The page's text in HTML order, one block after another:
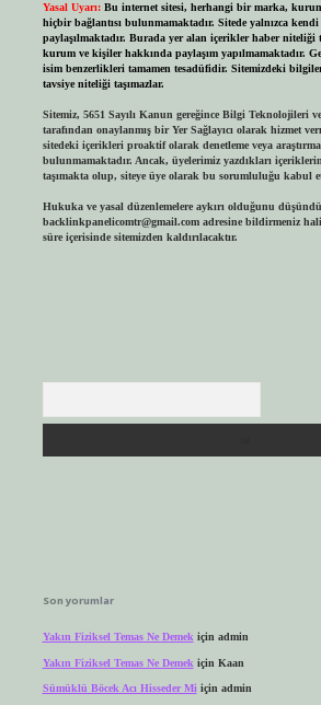
Yasal Uyarı: Bu internet sitesi, herhangi bir marka,
hiçbir bağlantısı bulunmamaktadır. Sitede yalnızca kendi
paylaşılmaktadır. Burada yer alan içerikler haber niteliği
kurum ve kişiler hakkında paylaşım yapılmamaktadır.
isim benzerlikleri tamamen tesadüfidir. Sitemizdeki
tavsiye niteliği taşımazlar.
Sitemiz, 5651 Sayılı Kanun gereğince Bilgi Teknolojileri
tarafından onaylanmış bir Yer Sağlayıcı olarak hizmet
sitedeki içerikleri proaktif olarak denetleme veya
bulunmamaktadır. Ancak, üyelerimiz yazdıkları
taşımakta olup, siteye üye olarak bu sorumluluğu kabul
Hukuka ve yasal düzenlemelere aykırı olduğunu
backlinkpanelicomtr@gmail.comadresine bildirmeniz
süre içerisinde sitemizden kaldırılacaktır.
Son yorumlar
Yakın Fiziksel Temas Ne Demek için admin
Yakın Fiziksel Temas Ne Demek için Kaan
Sümüklü Böcek Acı Hisseder Miiçin admin